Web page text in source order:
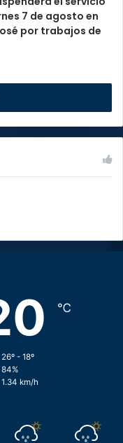
7 de agosto en
por trabajos de
℃
26º - 18º
84%
1.34 km/h